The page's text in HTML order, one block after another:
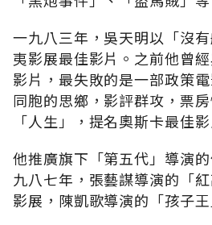
一九八三年，吳天明以「沒
夷影展最佳影片。之前他曾
影片，最失敗的是一部政策
同胞的思鄉，影評群攻，票
「人生」，提名奧斯卡最佳影
他推廣旗下「第五代」導演
九八七年，張藝謀導演的「
影展，陳凱歌導演的「孩子